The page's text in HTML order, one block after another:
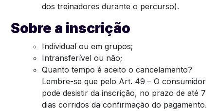
dos treinadores durante o percurso).
Sobre a inscrição
Individual ou em grupos;
Intransferível ou não;
Quanto tempo é aceito o cancelamento?
Lembre-se que pelo Art. 49 – O consumidor
pode desistir da inscrição, no prazo de até 7
dias corridos da confirmação do pagamento.